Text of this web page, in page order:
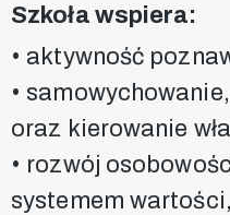
Szkoła wspiera:
• aktywność
•
oraz kierowanie
• rozwój
systemem